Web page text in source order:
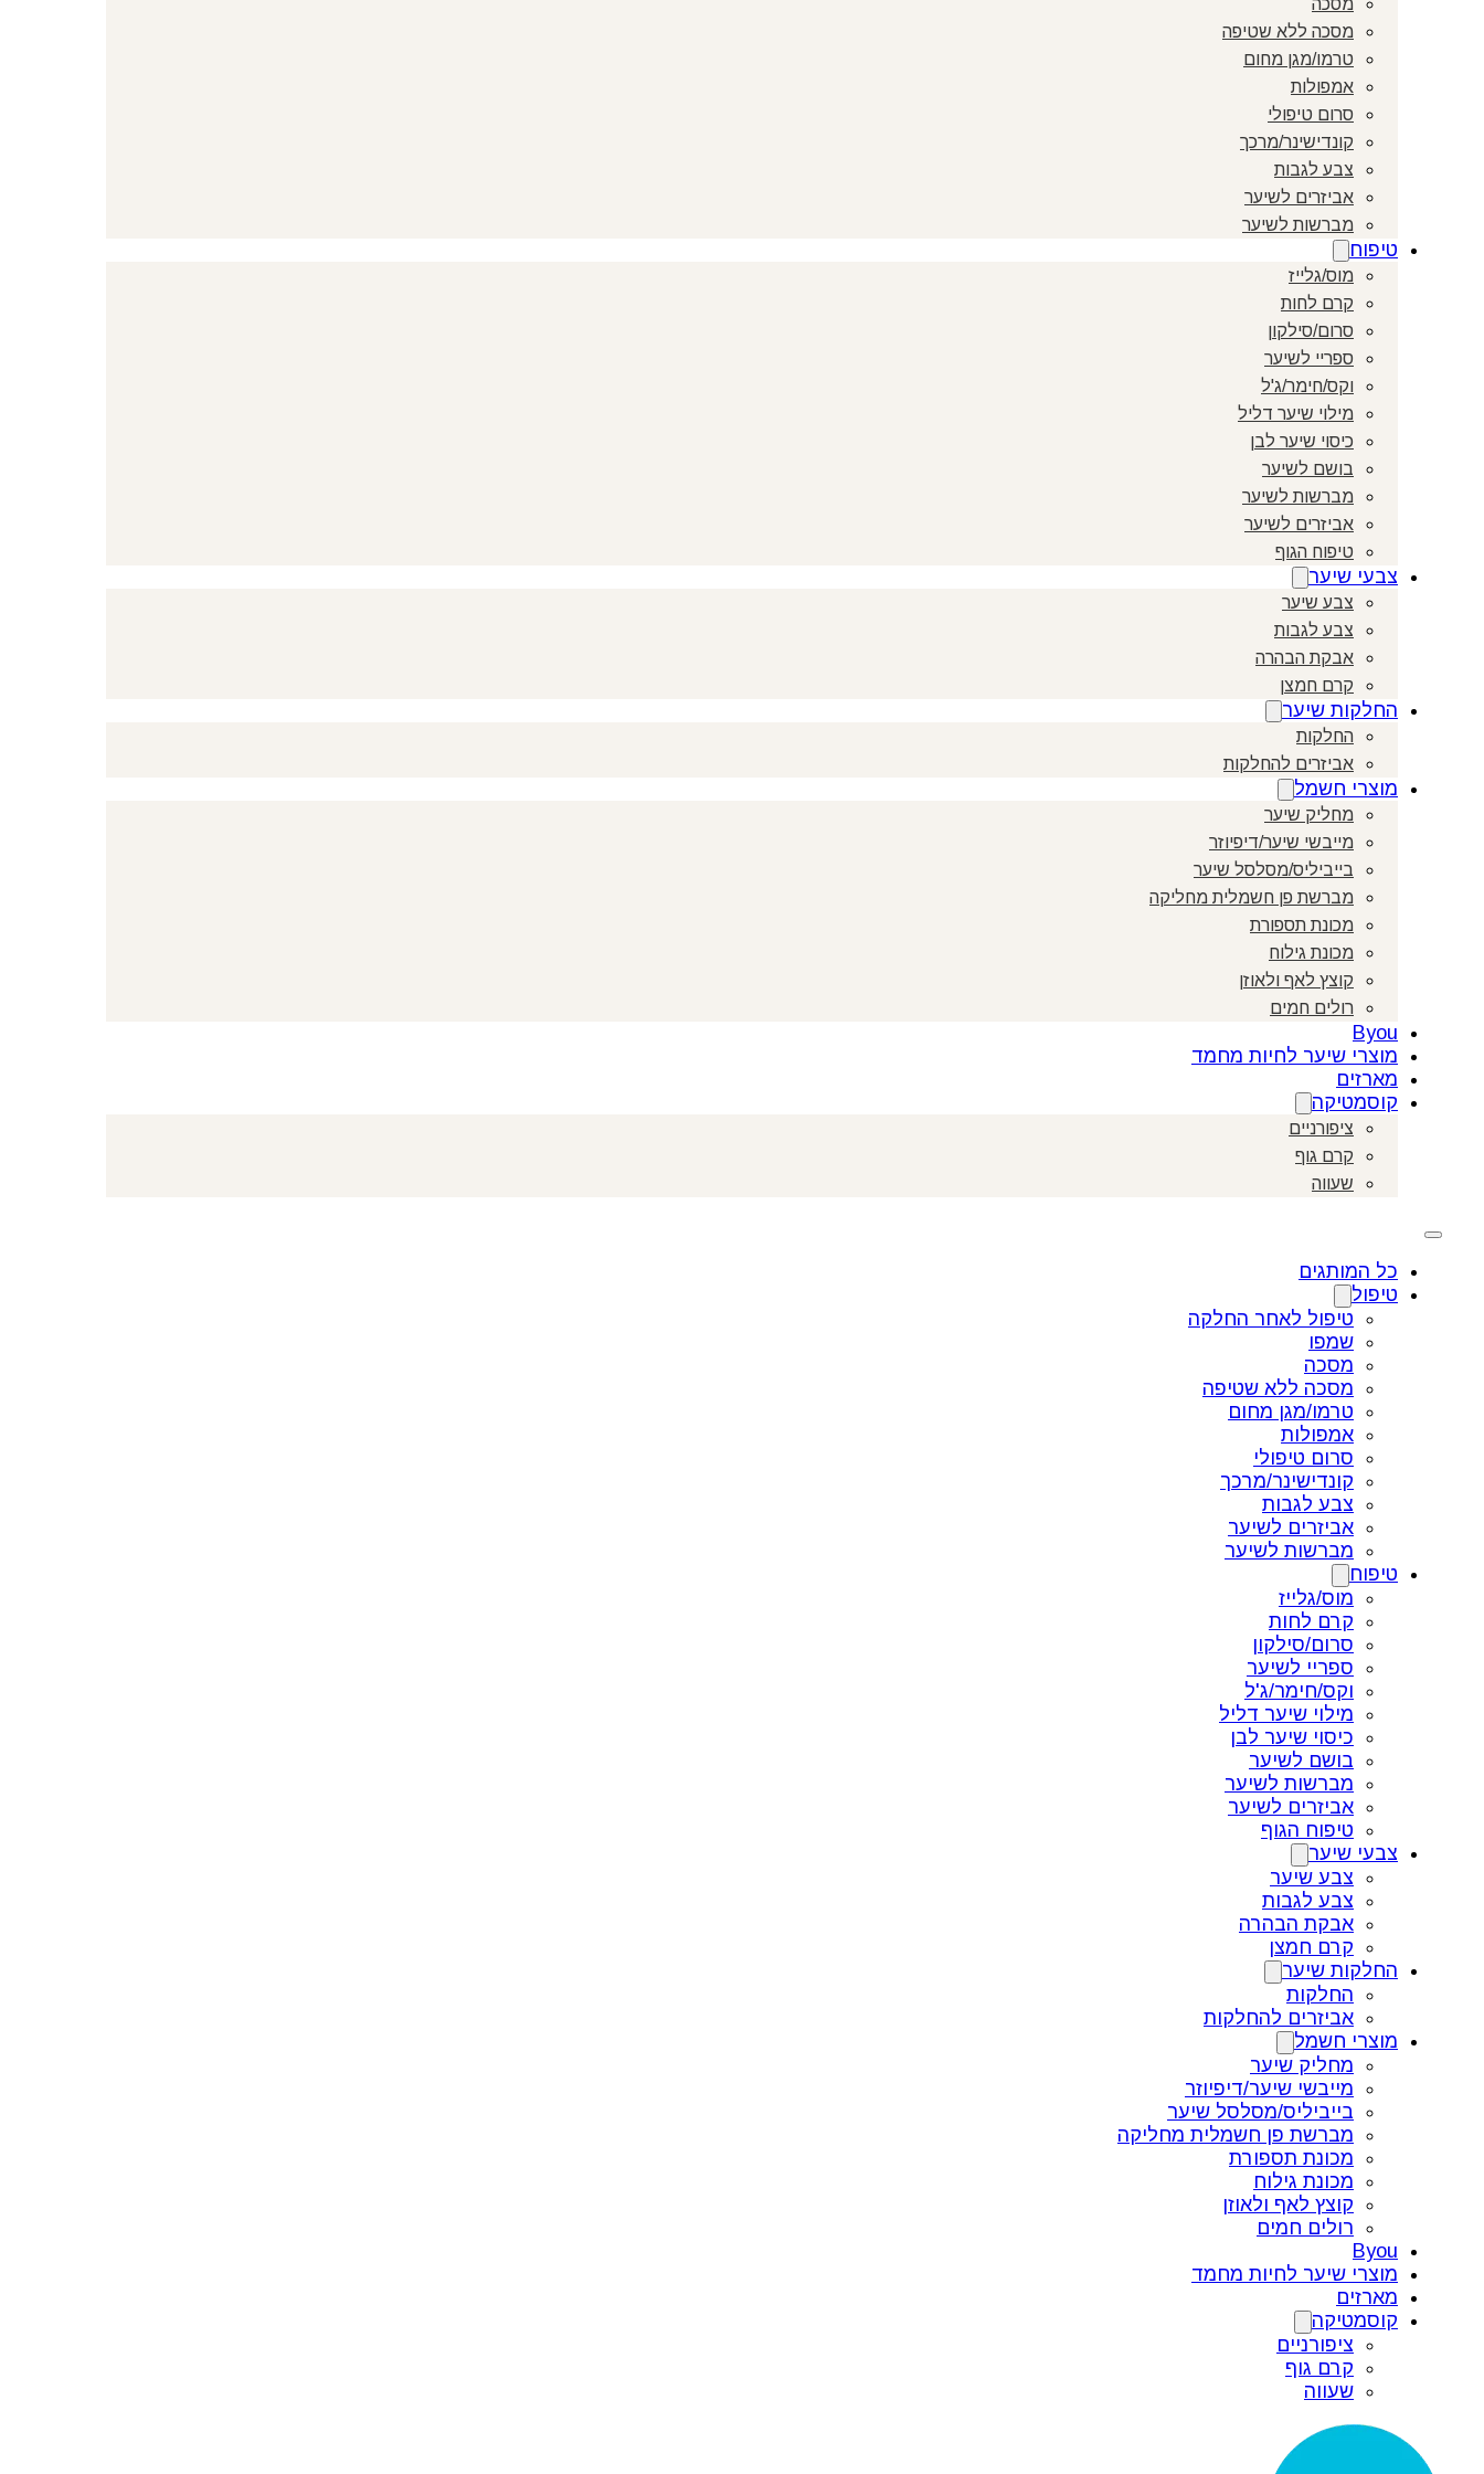
מסכה
מסכה ללא שטיפה
טרמו/מגן מחום
אמפולות
סרום טיפולי
קונדישינר/מרכך
צבע לגבות
אביזרים לשיער
מברשות לשיער
טיפוח
מוס/גלייז
קרם לחות
סרום/סילקון
ספריי לשיער
וקס/חימר/ג'ל
מילוי שיער דליל
כיסוי שיער לבן
בושם לשיער
מברשות לשיער
אביזרים לשיער
טיפוח הגוף
צבעי שיער
צבע שיער
צבע לגבות
אבקת הבהרה
קרם חמצן
החלקות שיער
החלקות
אביזרים להחלקות
מוצרי חשמל
מחליק שיער
מייבשי שיער/דיפיוזר
בייביליס/מסלסל שיער
מברשת פן חשמלית מחליקה
מכונת תספורת
מכונת גילוח
קוצץ לאף ולאוזן
רולים חמים
Byou
מוצרי שיער לחיות מחמד
מארזים
קוסמטיקה
ציפורניים
קרם גוף
שעווה
כל המותגים
טיפול
טיפול לאחר החלקה
שמפו
מסכה
מסכה ללא שטיפה
טרמו/מגן מחום
אמפולות
סרום טיפולי
קונדישינר/מרכך
צבע לגבות
אביזרים לשיער
מברשות לשיער
טיפוח
מוס/גלייז
קרם לחות
סרום/סילקון
ספריי לשיער
וקס/חימר/ג'ל
מילוי שיער דליל
כיסוי שיער לבן
בושם לשיער
מברשות לשיער
אביזרים לשיער
טיפוח הגוף
צבעי שיער
צבע שיער
צבע לגבות
אבקת הבהרה
קרם חמצן
החלקות שיער
החלקות
אביזרים להחלקות
מוצרי חשמל
מחליק שיער
מייבשי שיער/דיפיוזר
בייביליס/מסלסל שיער
מברשת פן חשמלית מחליקה
מכונת תספורת
מכונת גילוח
קוצץ לאף ולאוזן
רולים חמים
Byou
מוצרי שיער לחיות מחמד
מארזים
קוסמטיקה
ציפורניים
קרם גוף
שעווה